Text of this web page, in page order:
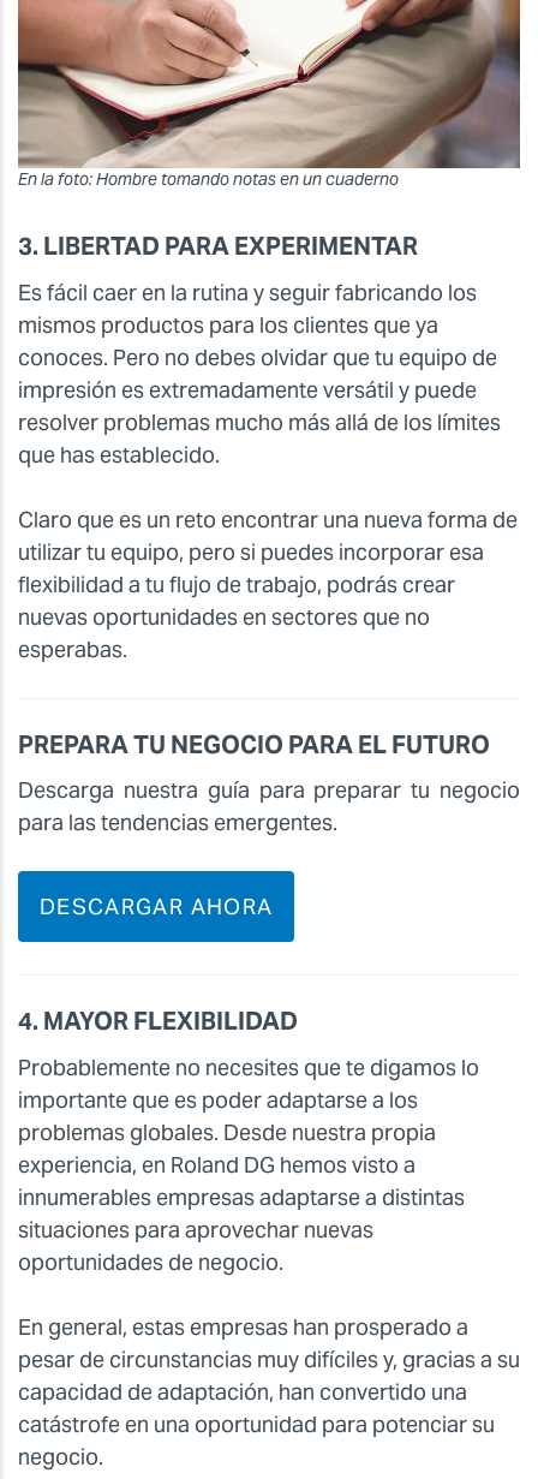
En la foto: Hombre tomando notas en un cuaderno
3. LIBERTAD PARA EXPERIMENTAR
Es fácil caer en la rutina y seguir fabricando los
mismos productos para los clientes que ya
conoces. Pero no debes olvidar que tu equipo de
impresión es extremadamente versátil y puede
resolver problemas mucho más allá de los límites
que has establecido.
Claro que es un reto encontrar una nueva forma de
utilizar tu equipo, pero si puedes incorporar esa
flexibilidad a tu flujo de trabajo, podrás crear
nuevas oportunidades en sectores que no
esperabas.
PREPARA TU NEGOCIO PARA EL FUTURO
Descarga nuestra guía para preparar tu negocio
para las tendencias emergentes.
DESCARGAR AHORA
4. MAYOR FLEXIBILIDAD
Probablemente no necesites que te digamos lo
importante que es poder adaptarse a los
problemas globales. Desde nuestra propia
experiencia, en Roland DG hemos visto a
innumerables empresas adaptarse a distintas
situaciones para aprovechar nuevas
oportunidades de negocio.
En general, estas empresas han prosperado a
pesar de circunstancias muy difíciles y, gracias a su
capacidad de adaptación, han convertido una
catástrofe en una oportunidad para potenciar su
negocio.